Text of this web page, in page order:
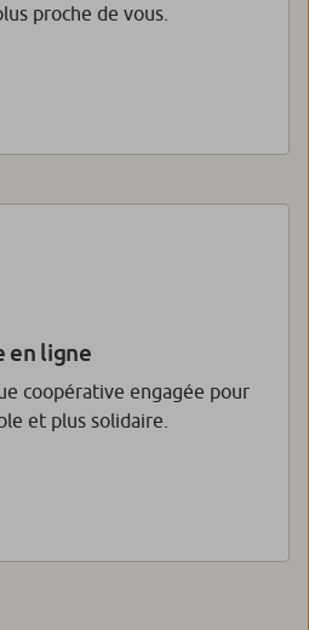
proche de vous.
en ligne
coopérative engagée pour
et plus solidaire.